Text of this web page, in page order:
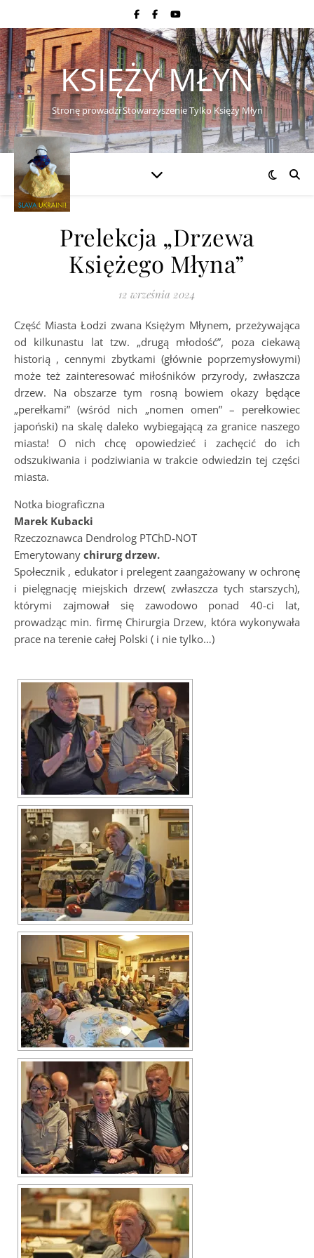
KSIĘŻY MŁYN
Stronę prowadzi Stowarzyszenie Tylko Księży Młyn
Prelekcja „Drzewa
Księżego Młyna”
12 września 2024
Część Miasta Łodzi zwana Księżym Młynem, przeżywająca
od kilkunastu lat tzw. „drugą młodość”, poza ciekawą
historią , cennymi zbytkami (głównie poprzemysłowymi)
może też zainteresować miłośników przyrody, zwłaszcza
drzew. Na obszarze tym rosną bowiem okazy będące
„perełkami” (wśród nich „nomen omen” – perełkowiec
japoński) na skalę daleko wybiegającą za granice naszego
miasta! O nich chcę opowiedzieć i zachęcić do ich
odszukiwania i podziwiania w trakcie odwiedzin tej części
miasta.
Notka biograficzna
Marek Kubacki
Rzeczoznawca Dendrolog PTChD-NOT
Emerytowany chirurg drzew.
Społecznik , edukator i prelegent zaangażowany w ochronę
i pielęgnację miejskich drzew( zwłaszcza tych starszych),
którymi zajmował się zawodowo ponad 40-ci lat,
prowadząc min. firmę Chirurgia Drzew, która wykonywała
prace na terenie całej Polski ( i nie tylko…)